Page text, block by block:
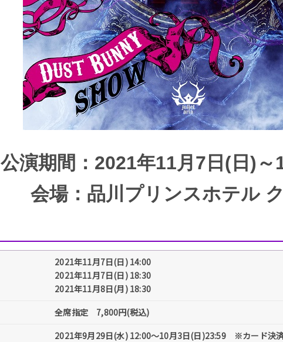
公演期間：2021年11月7日(日)～
会場：品川プリンスホテル
2021年11月7日(日) 14:00
2021年11月7日(日) 18:30
2021年11月8日(月) 18:30
全席指定 7,800円(税込)
2021年9月29日(水) 12:00〜10月3日(日)23:59 ※カード決